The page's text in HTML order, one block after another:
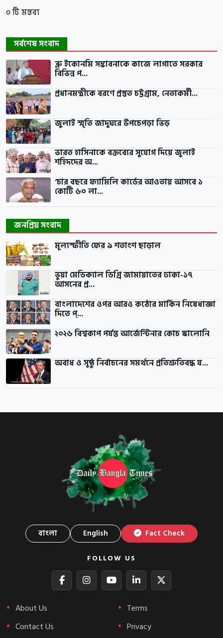
০ টি মন্তব্য
সর্বশেষ সংবাদ
ব্লু ইকোনমি সম্ভাবনাকে কাজে লাগাতে সরকার
বিভিন্ন প...
প্রধানমন্ত্রীকে বরণে প্রস্তুত চট্টগ্রাম, নেতাকর্মী...
জুলাই স্মৃতি জাদুঘরে উপচেপড়া ভিড়
ভারত হাসিনাকে বক্তব্যের সুযোগ দিয়ে জুলাই
শহিদদের অ...
‘চার বছরে ফ্যামিলি কার্ডের আওতায় আসবে ১
কোটি ৬০ লা...
জনপ্রিয় সংবাদ
মূল্যস্ফীতি ফের ৯ শতাংশ ছাড়াল
ভুয়া মেডিক্যাল ডিগ্রি জামায়াতের ঢাকা-১৭
আসনের প্র...
বাংলাদেশের ওপর আরও কঠোর মার্কিন নিষেধাজ্ঞা
দিতে প্...
২০২৬ বিশ্বকাপ পর্যন্ত আর্জেন্টিনার কোচ স্কালোনি
অবাধ ও সুষ্ঠু নির্বাচনের সমর্থনে প্রতিশ্রুতিবদ্ধ য...
বাংলা English Fact Check
FOLLOW US
About Us
Contact Us
Terms
Privacy